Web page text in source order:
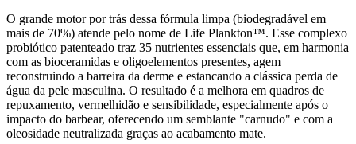
O grande motor por trás dessa fórmula limpa (biodegradável em
mais de 70%) atende pelo nome de Life Plankton™. Esse complexo
probiótico patenteado traz 35 nutrientes essenciais que, em harmonia
com as bioceramidas e oligoelementos presentes, agem
reconstruindo a barreira da derme e estancando a clássica perda de
água da pele masculina. O resultado é a melhora em quadros de
repuxamento, vermelhidão e sensibilidade, especialmente após o
impacto do barbear, oferecendo um semblante "carnudo" e com a
oleosidade neutralizada graças ao acabamento mate.